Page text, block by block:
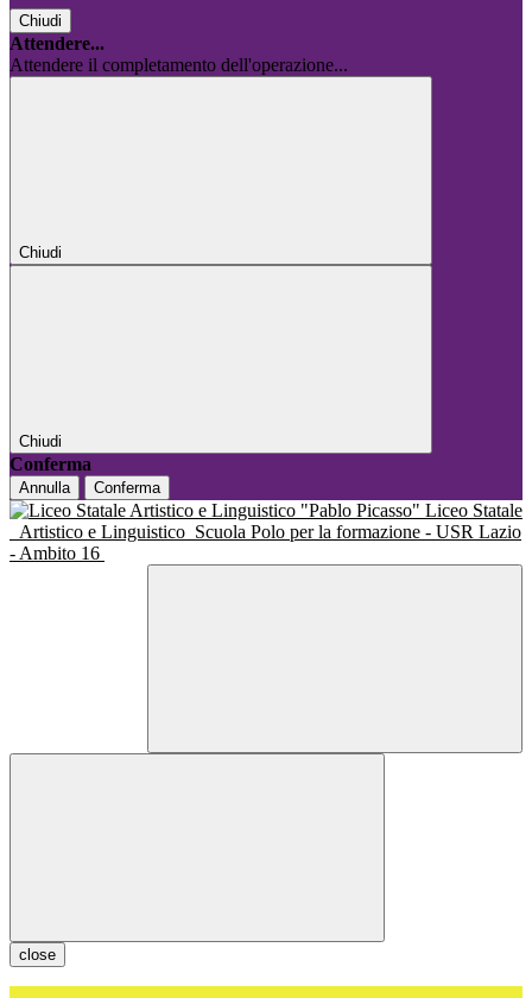
Chiudi
Attendere...
Attendere il completamento dell'operazione...
Chiudi
Chiudi
Conferma
Annulla Conferma
Liceo Statale
Artistico e Linguistico Scuola Polo per la formazione - USR Lazio
- Ambito 16
close